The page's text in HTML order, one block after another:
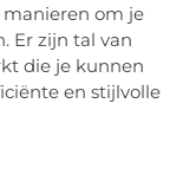
om je
Er zijn tal van
die je kunnen
en stijlvolle